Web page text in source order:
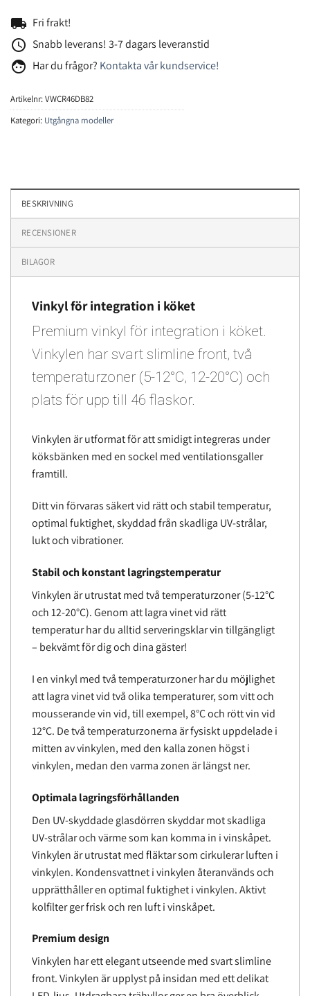
local_shipping Fri frakt!
access_time Snabb leverans! 3-7 dagars leveranstid
face Har du frågor? Kontakta vår kundservice!
Artikelnr:VWCR46DB82
Kategori: Utgångna modeller
BESKRIVNING
RECENSIONER
BILAGOR
Vinkyl för integration i köket
Premium vinkyl för integration i köket.
Vinkylen har svart slimline front, två
temperaturzoner (5-12°C, 12-20°C) och
plats för upp till 46 flaskor.
Vinkylen är utformat för att smidigt integreras under
köksbänken med en sockel med ventilationsgaller
framtill.
Ditt vin förvaras säkert vid rätt och stabil temperatur,
optimal fuktighet, skyddad från skadliga UV-strålar,
lukt och vibrationer.
Stabil och konstant lagringstemperatur
Vinkylen är utrustat med två temperaturzoner (5-12°C
och 12-20°C). Genom att lagra vinet vid rätt
temperatur har du alltid serveringsklar vin tillgängligt
– bekvämt för dig och dina gäster!
I en vinkyl med två temperaturzoner har du möjlighet
att lagra vinet vid två olika temperaturer, som vitt och
mousserande vin vid, till exempel, 8°C och rött vin vid
12°C. De två temperaturzonerna är fysiskt uppdelade i
mitten av vinkylen, med den kalla zonen högst i
vinkylen, medan den varma zonen är längst ner.
Optimala lagringsförhållanden
Den UV-skyddade glasdörren skyddar mot skadliga
UV-strålar och värme som kan komma in i vinskåpet.
Vinkylen är utrustat med fläktar som cirkulerar luften i
vinkylen. Kondensvattnet i vinkylen återanvänds och
upprätthåller en optimal fuktighet i vinkylen. Aktivt
kolfilter ger frisk och ren luft i vinskåpet.
Premium design
Vinkylen har ett elegant utseende med svart slimline
front. Vinkylen är upplyst på insidan med ett delikat